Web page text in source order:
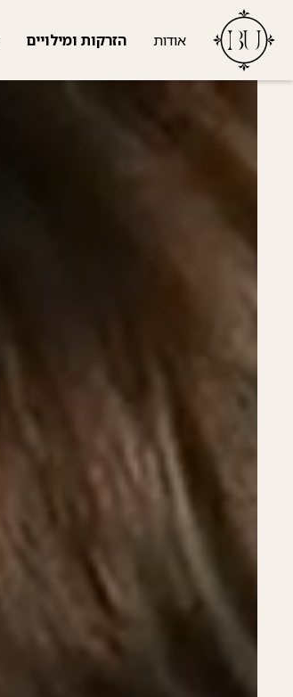
אודות הזרקות ומילויים